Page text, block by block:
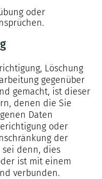
oder
Löschung
gegenüber
gemacht, ist dieser
denen die Sie
Daten
oder
der
denn, dies
ist mit einem
verbunden.